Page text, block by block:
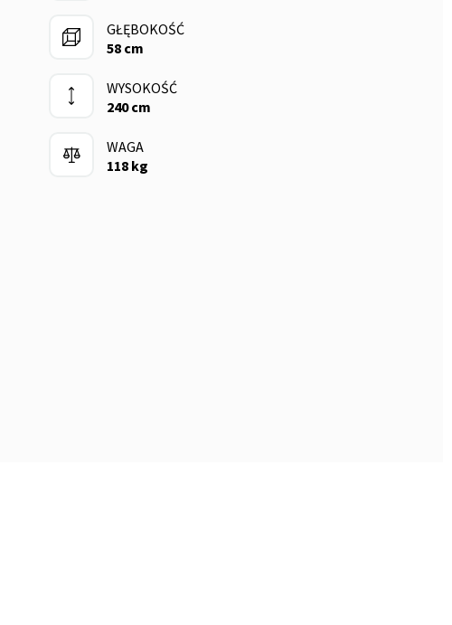
GŁĘBOKOŚĆ
58 cm
WYSOKOŚĆ
240 cm
WAGA
118 kg
FRONTY
KORPUS
Laminowana
GWARANCJA
SAMODOMYKAJĄCE